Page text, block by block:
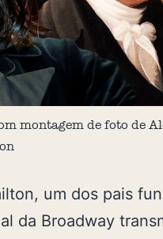
montagem de foto de
um dos pais
da Broadway